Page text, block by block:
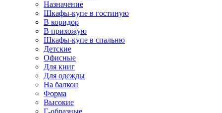
Назначение
Шкафы-купе в гостиную
В коридор
В прихожую
Шкафы-купе в спальню
Детские
Офисные
Для книг
Для одежды
На балкон
Форма
Высокие
Г-образные